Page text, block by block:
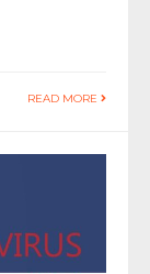
READ MORE